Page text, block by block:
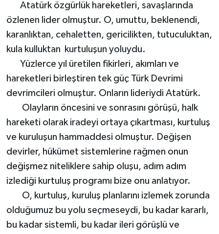
Atatürk özgürlük hareketleri, savaşlarında
özlenen lider olmuştur. O, umuttu, beklenendi,
karanlıktan, cehaletten, gericilikten, tutuculuktan,
kula kulluktan kurtuluşun yoluydu.
Yüzlerce yıl üretilen fikirleri, akımları ve
hareketleri birleştiren tek güç Türk Devrimi
devrimcileri olmuştur. Onların lideriydi Atatürk.
Olayların öncesini ve sonrasını görüşü, halk
hareketi olarak iradeyi ortaya çıkartması, kurtuluş
ve kuruluşun hammaddesi olmuştur. Değişen
devirler, hükümet sistemlerine rağmen onun
değişmez niteliklere sahip oluşu, adım adım
izlediği kurtuluş programı bize onu anlatıyor.
O, kurtuluş, kuruluş planlarını izlemek zorunda
olduğumuz bu yolu seçmeseydi, bu kadar kararlı,
bu kadar sistemli, bu kadar ileri görüşlü ve